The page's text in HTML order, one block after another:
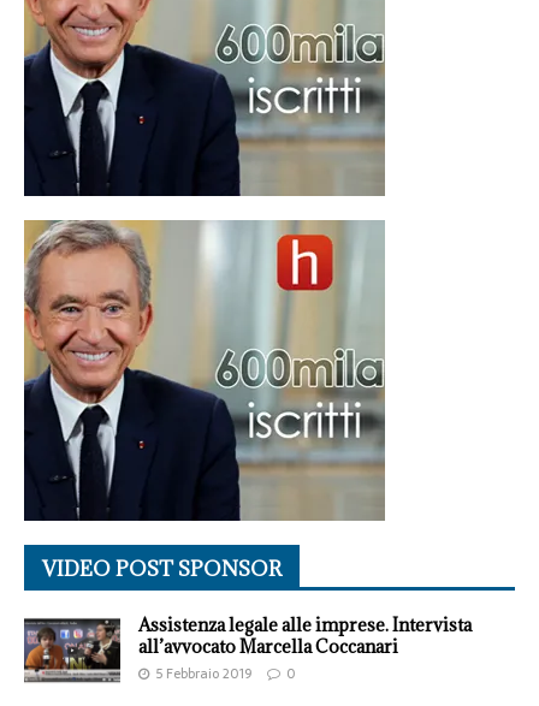
VIDEO POST SPONSOR
Assistenza legale alle imprese. Intervista
all’avvocato Marcella Coccanari
5 Febbraio 2019 0